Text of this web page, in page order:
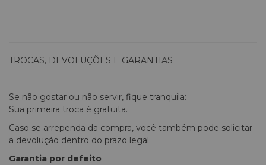
TROCAS, DEVOLUÇÕES E GARANTIAS
Se não gostar ou não servir, fique tranquila:
Sua primeira troca é gratuita.
Caso se arrependa da compra, você também pode solicitar
a devolução dentro do prazo legal.
Garantia por defeito